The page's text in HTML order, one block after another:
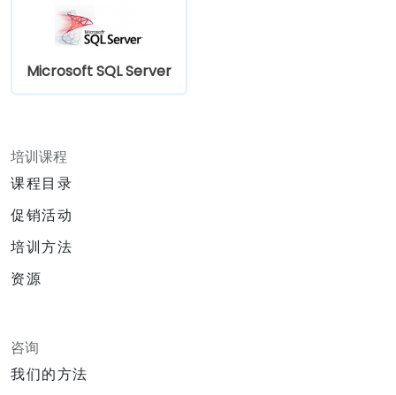
Microsoft SQL Server
培训课程
课程目录
促销活动
培训方法
资源
咨询
我们的方法